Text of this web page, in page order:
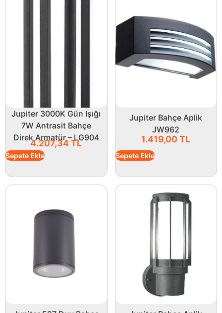
Jupiter 3000K Gün Işığı
7W Antrasit Bahçe
Direk Armatür – LG904
4.207,34TL
Sepete Ekle
Jupiter Bahçe Aplik
JW962
1.419,00 TL
Sepete Ekle